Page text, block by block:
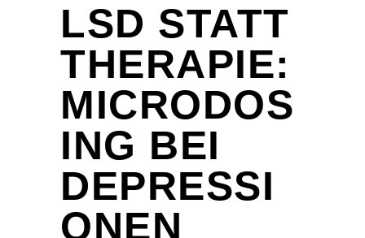
LSD STATT
THERAPIE:
MICRODOS
ING BEI
DEPRESSI
ONEN